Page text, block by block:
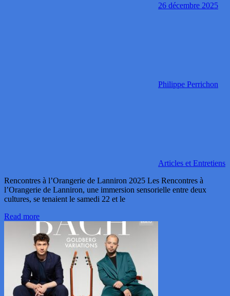
26 décembre 2025
Philippe Perrichon
Articles et Entretiens
Rencontres à l’Orangerie de Lanniron 2025 Les Rencontres à
l’Orangerie de Lanniron, une immersion sensorielle entre deux
cultures, se tenaient le samedi 22 et le
Read more